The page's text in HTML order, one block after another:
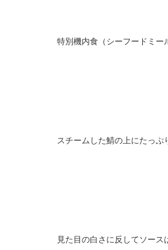
特別機内食（シーフードミー
スチームした鯖の上にたっぷ
見た目の白さに反してソース